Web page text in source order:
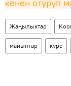
кенен отуруп
Жаңылыктар
майыптар курс